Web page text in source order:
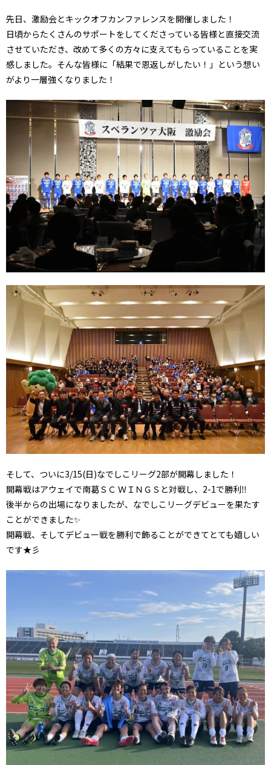
先日、激励会とキックオフカンファレンスを開催しました！
日頃からたくさんのサポートをしてくださっている皆様と直接交流
させていただき、改めて多くの方々に支えてもらっていることを実
感しました。そんな皆様に「結果で恩返しがしたい！」という想い
がより一層強くなりました！
そして、ついに3/15(日)なでしこリーグ2部が開幕しました！
開幕戦はアウェイで南葛ＳＣ ＷＩＮＧＳと対戦し、2-1で勝利‼️
後半からの出場になりましたが、なでしこリーグデビューを果たす
ことができました✨
開幕戦、そしてデビュー戦を勝利で飾ることができてとても嬉しい
です★彡